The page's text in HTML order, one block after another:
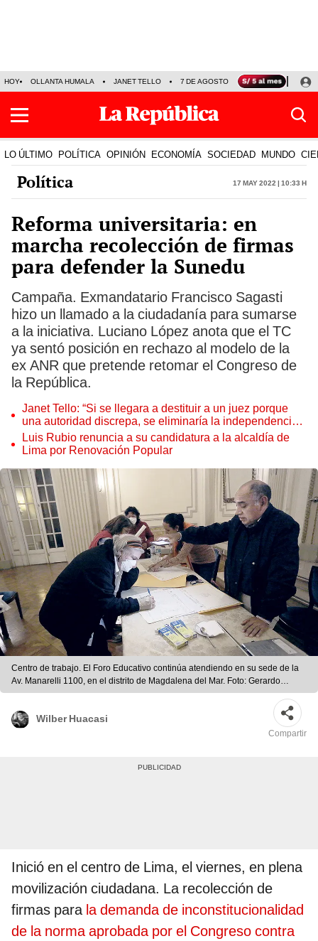
HOY OLLANTA HUMALA JANET TELLO 7 DE AGOSTO TINKA RESULTADOS
LO ÚLTIMO POLÍTICA OPINIÓN ECONOMÍA SOCIEDAD MUNDO
Política 17 May 2022 | 10:33 h
Reforma universitaria: en
marcha recolección de firmas
para defender la Sunedu
Campaña. Exmandatario Francisco Sagasti
hizo un llamado a la ciudadanía para sumarse
a la iniciativa. Luciano López anota que el TC
ya sentó posición en rechazo al modelo de la
ex ANR que pretende retomar el Congreso de
la República.
Janet Tello: “Si se llegara a destituir a un juez porque
una autoridad discrepa, se eliminaría la independencia
judicial”
Luis Rubio renuncia a su candidatura a la alcaldía de
Lima por Renovación Popular
Centro de trabajo. El Foro Educativo continúa atendiendo en su sede de la
Av. Manarelli 1100, en el distrito de Magdalena del Mar. Foto: Gerardo
Marín/La República
Wilber Huacasi
Compartir
Inició en el centro de Lima, el viernes, en plena
movilización ciudadana. La recolección de
firmas para la demanda de inconstitucionalidad
de la norma aprobada por el Congreso contra